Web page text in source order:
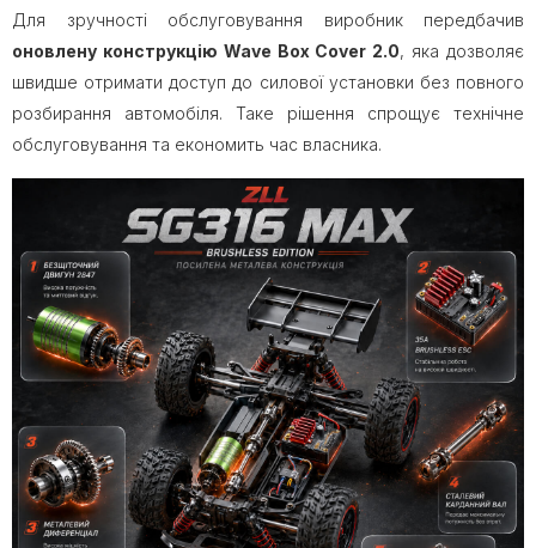
Для зручності обслуговування виробник передбачив
оновлену конструкцію Wave Box Cover 2.0, яка дозволяє
швидше отримати доступ до силової установки без повного
розбирання автомобіля. Таке рішення спрощує технічне
обслуговування та економить час власника.